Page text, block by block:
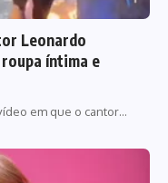
Leonardo
roupa íntima e
em que o cantor…